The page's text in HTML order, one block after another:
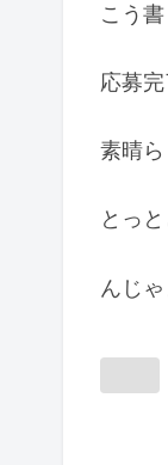
こう
応募
素晴
とっ
んじゃ